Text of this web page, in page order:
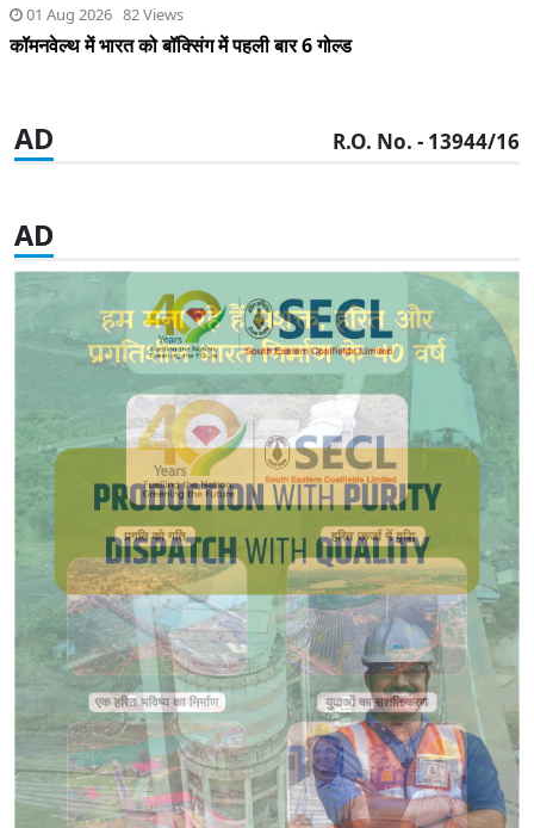
01 Aug 2026 82 Views
कॉमनवेल्थ में भारत को बॉक्सिंग में पहली बार 6 गोल्ड
AD R.O. No. - 13944/16
AD